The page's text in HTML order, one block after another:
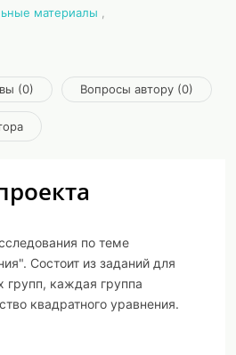
материалы
(0) Вопросы автору (0)
по теме
Состоит из заданий для
групп, каждая группа
квадратного уравнения.